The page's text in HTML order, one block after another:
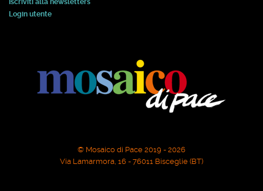
Iscriviti alla newsletters
Login utente
© Mosaico di Pace 2019 - 2026
Via Lamarmora, 16 - 76011 Bisceglie (BT)